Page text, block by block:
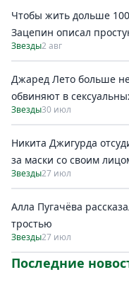
Чтобы жить дольше
Зацепин описал
Звезды2 авг
Джаред Лето больше
обвиняют в
Звезды30 июл
Никита Джигурда
за маски со своим
Звезды27 июл
Алла Пугачёва
тростью
Звезды27 июл
Последние